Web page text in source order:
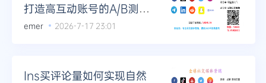
打造高互动账号的A/B测试
优化
emer 2026-7-17 23:01
Ins买评论量如何实现自然